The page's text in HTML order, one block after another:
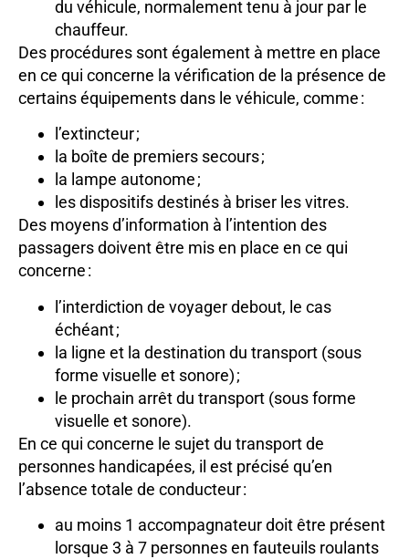
du véhicule, normalement tenu à jour par le
chauffeur.
Des procédures sont également à mettre en place
en ce qui concerne la vérification de la présence de
certains équipements dans le véhicule, comme :
l’extincteur ;
la boîte de premiers secours ;
la lampe autonome ;
les dispositifs destinés à briser les vitres.
Des moyens d’information à l’intention des
passagers doivent être mis en place en ce qui
concerne :
l’interdiction de voyager debout, le cas
échéant ;
la ligne et la destination du transport (sous
forme visuelle et sonore) ;
le prochain arrêt du transport (sous forme
visuelle et sonore).
En ce qui concerne le sujet du transport de
personnes handicapées, il est précisé qu’en
l’absence totale de conducteur :
au moins 1 accompagnateur doit être présent
lorsque 3 à 7 personnes en fauteuils roulants